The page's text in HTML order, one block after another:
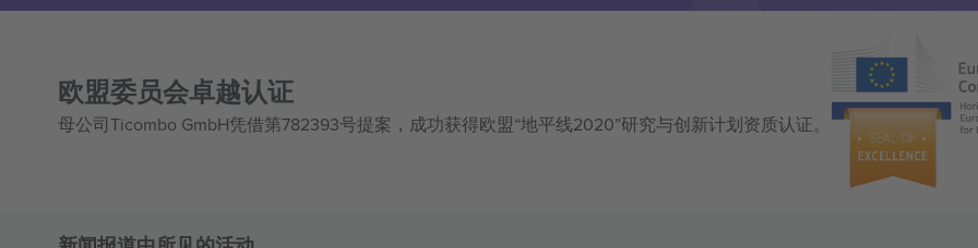
欧盟委员会卓越认证
母公司Ticombo GmbH凭借第782393号提案，成功获得欧盟“地平线2020”研究与创新计划资质认证。